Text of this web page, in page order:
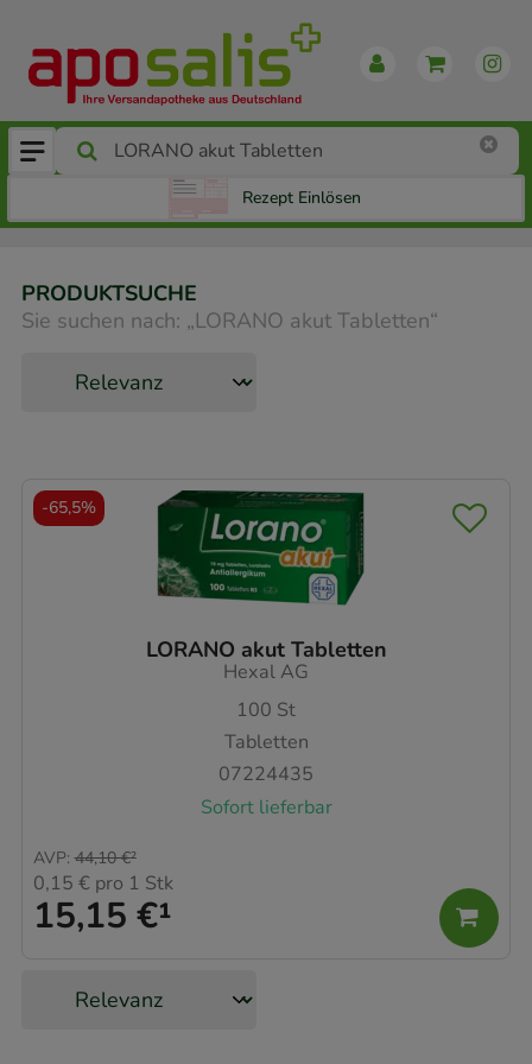
Rezept Einlösen
PRODUKTSUCHE
Sie suchen nach: „LORANO akut Tabletten“
LORANO akut Tabletten
Hexal AG
100 St
Tabletten
07224435
Sofort lieferbar
15,15 €¹
AVP: 44,10 €²
0,15 € pro 1 Stk
-65,5%